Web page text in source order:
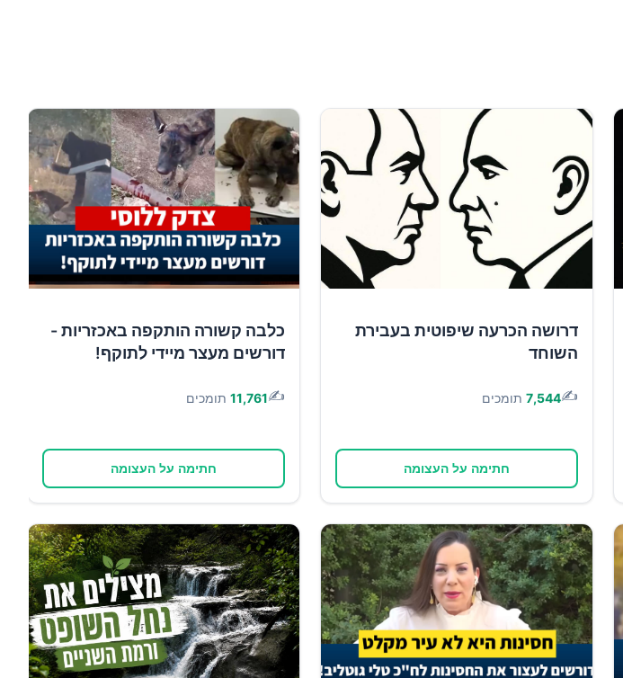
דרושה הכרעה שיפוטית בעבירת
השוחד
✍️
7,544 תומכים
חתימה על העצומה
כלבה קשורה הותקפה באכזריות -
דורשים מעצר מיידי לתוקף!
✍️
11,761 תומכים
חתימה על העצומה